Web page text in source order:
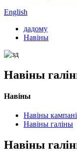
English
дадому
Навіны
Навіны
Навіны
Навіны
Навіны галіны
Навіны